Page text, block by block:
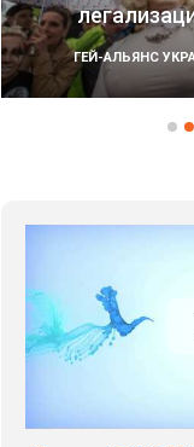
Марш